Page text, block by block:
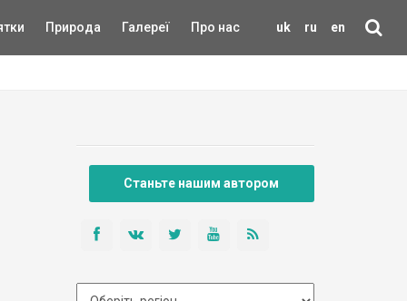
uk ru en
Природа Галереї Про нас
Станьте нашим автором